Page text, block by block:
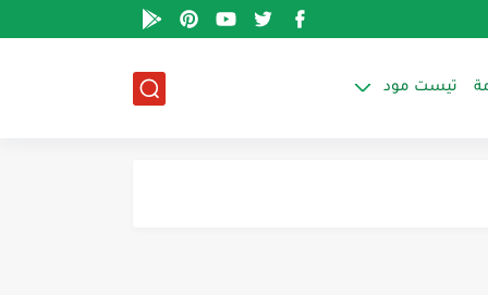
تيست مود